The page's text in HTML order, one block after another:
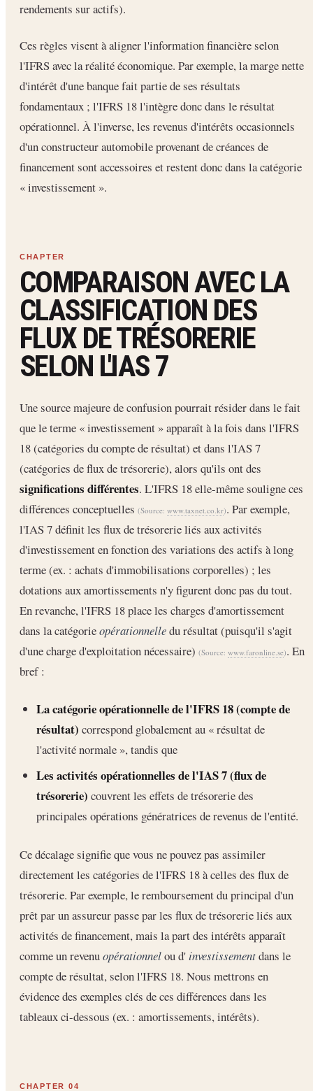
rendements sur actifs).
Ces règles visent à aligner l'information financière selon
l'IFRS avec la réalité économique. Par exemple, la marge nette
d'intérêt d'une banque fait partie de ses résultats
fondamentaux ; l'IFRS 18 l'intègre donc dans le résultat
opérationnel. À l'inverse, les revenus d'intérêts occasionnels
d'un constructeur automobile provenant de créances de
financement sont accessoires et restent donc dans la catégorie
« investissement ».
COMPARAISON AVEC LA
CLASSIFICATION DES
FLUX DE TRÉSORERIE
SELON L'IAS 7
Une source majeure de confusion pourrait résider dans le fait
que le terme « investissement » apparaît à la fois dans l'IFRS
18 (catégories du compte de résultat) et dans l'IAS 7
(catégories de flux de trésorerie), alors qu'ils ont des
significations différentes. L'IFRS 18 elle-même souligne ces
différences conceptuelles (Source: www.taxnet.co.kr). Par exemple,
l'IAS 7 définit les flux de trésorerie liés aux activités
d'investissement en fonction des variations des actifs à long
terme (ex. : achats d'immobilisations corporelles) ; les
dotations aux amortissements n'y figurent donc pas du tout.
En revanche, l'IFRS 18 place les charges d'amortissement
dans la catégorieopérationnelledu résultat (puisqu'il s'agit
d'une charge d'exploitation nécessaire) (Source: www.faronline.se). En
bref :
La catégorie opérationnelle de l'IFRS 18 (compte de
résultat) correspond globalement au « résultat de
l'activité normale », tandis que
Les activités opérationnelles de l'IAS 7 (flux de
trésorerie) couvrent les effets de trésorerie des
principales opérations génératrices de revenus de l'entité.
Ce décalage signifie que vous ne pouvez pas assimiler
directement les catégories de l'IFRS 18 à celles des flux de
trésorerie. Par exemple, le remboursement du principal d'un
prêt par un assureur passe par les flux de trésorerie liés aux
activités de financement, mais la part des intérêts apparaît
comme un revenuopérationnelou d' investissementdans le
compte de résultat, selon l'IFRS 18. Nous mettrons en
évidence des exemples clés de ces différences dans les
tableaux ci-dessous (ex. : amortissements, intérêts).